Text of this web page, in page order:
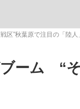
ン選手が証言した“NPB
”秋葉原で注目の「陸人
ーム “